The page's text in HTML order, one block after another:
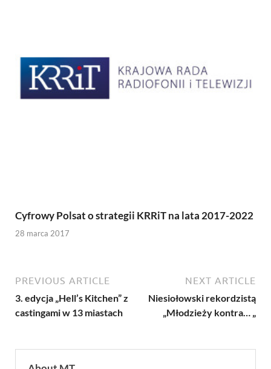
Cyfrowy Polsat o strategii KRRiT na lata 2017-2022
28 marca 2017
PREVIOUS ARTICLE
3. edycja „Hell’s Kitchen” z
castingami w 13 miastach
NEXT ARTICLE
Niesiołowski rekordzistą
„Młodzieży kontra… „